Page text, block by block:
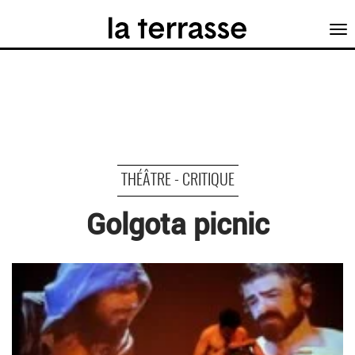
THÉÂTRE - CRITIQUE
Golgota picnic